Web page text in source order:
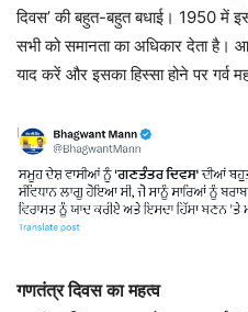
दिवस’ की बहुत-बहुत बधाई। 1950 में
सभी को समानता का अधिकार देता है।
याद करें और इसका हिस्सा होने पर गर्व
गणतंत्र दिवस का महत्व